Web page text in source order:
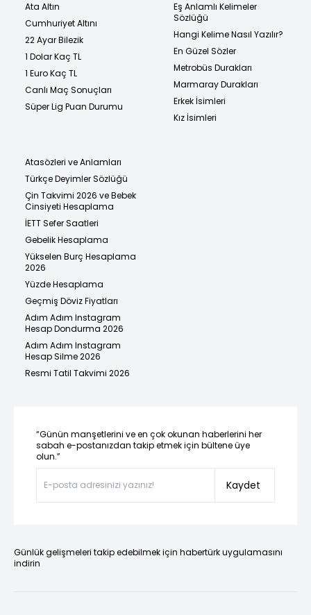
Ata Altın
Cumhuriyet Altını
22 Ayar Bilezik
1 Dolar Kaç TL
1 Euro Kaç TL
Canlı Maç Sonuçları
Süper Lig Puan Durumu
Eş Anlamlı Kelimeler
Sözlüğü
Hangi Kelime Nasıl Yazılır?
En Güzel Sözler
Metrobüs Durakları
Marmaray Durakları
Erkek İsimleri
Kız İsimleri
Atasözleri ve Anlamları
Türkçe Deyimler Sözlüğü
Çin Takvimi 2026 ve Bebek
Cinsiyeti Hesaplama
İETT Sefer Saatleri
Gebelik Hesaplama
Yükselen Burç Hesaplama
2026
Yüzde Hesaplama
Geçmiş Döviz Fiyatları
Adım Adım Instagram
Hesap Dondurma 2026
Adım Adım Instagram
Hesap Silme 2026
Resmi Tatil Takvimi 2026
“Günün manşetlerini ve en çok okunan haberlerini her
sabah e-postanızdan takip etmek için bültene üye
olun.”
Kaydet
Günlük gelişmeleri takip edebilmek için habertürk uygulamasını
indirin